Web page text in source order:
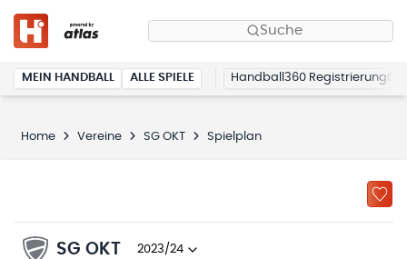
Suche
MEIN HANDBALL ALLE SPIELE Handball360 Registrierung
Home Vereine SG OKT Spielplan
SG OKT 2023/24